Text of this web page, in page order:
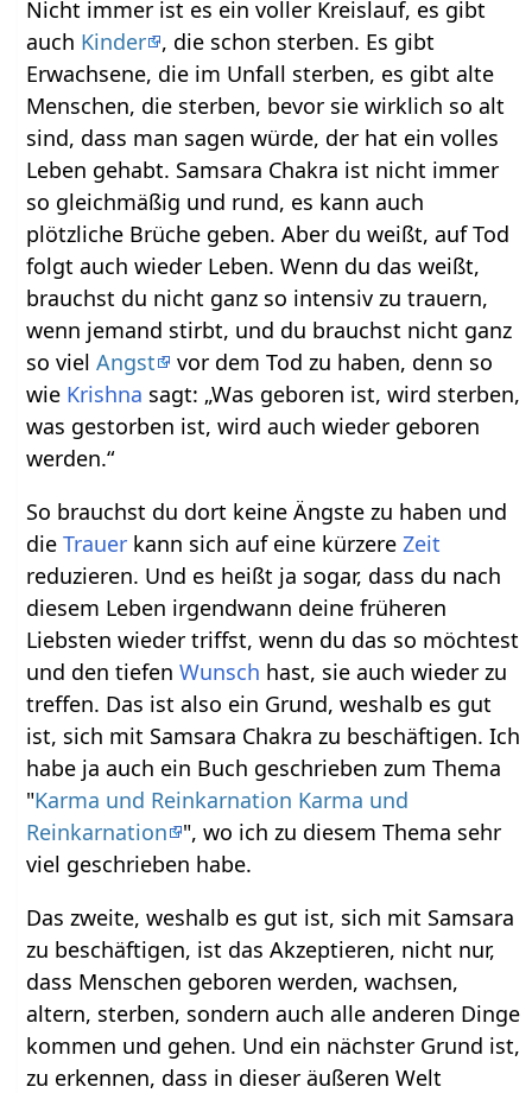
Nicht immer ist es ein voller Kreislauf, es gibt
auch Kinder , die schon sterben. Es gibt
Erwachsene, die im Unfall sterben, es gibt alte
Menschen, die sterben, bevor sie wirklich so alt
sind, dass man sagen würde, der hat ein volles
Leben gehabt. Samsara Chakra ist nicht immer
so gleichmäßig und rund, es kann auch
plötzliche Brüche geben. Aber du weißt, auf Tod
folgt auch wieder Leben. Wenn du das weißt,
brauchst du nicht ganz so intensiv zu trauern,
wenn jemand stirbt, und du brauchst nicht ganz
so vielAngst
vor dem Tod zu haben, denn so
wie Krishna sagt: „Was geboren ist, wird sterben,
was gestorben ist, wird auch wieder geboren
werden.“
So brauchst du dort keine Ängste zu haben und
dieTrauer kann sich auf eine kürzereZeit
reduzieren. Und es heißt ja sogar, dass du nach
diesem Leben irgendwann deine früheren
Liebsten wieder triffst, wenn du das so möchtest
und den tiefenWunsch hast, sie auch wieder zu
treffen. Das ist also ein Grund, weshalb es gut
ist, sich mit Samsara Chakra zu beschäftigen. Ich
habe ja auch ein Buch geschrieben zum Thema
"Karma und Reinkarnation Karma und
Reinkarnation
", wo ich zu diesem Thema sehr
viel geschrieben habe.
Das zweite, weshalb es gut ist, sich mit Samsara
zu beschäftigen, ist das Akzeptieren, nicht nur,
dass Menschen geboren werden, wachsen,
altern, sterben, sondern auch alle anderen Dinge
kommen und gehen. Und ein nächster Grund ist,
zu erkennen, dass in dieser äußeren Welt